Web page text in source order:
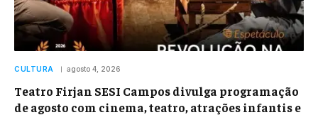
CULTURA agosto 4, 2026
Teatro Firjan SESI Campos divulga programação
de agosto com cinema, teatro, atrações infantis e